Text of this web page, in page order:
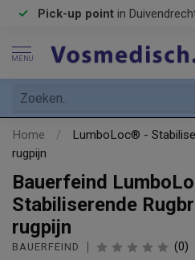
Pick-up point in
MENU
Home /
LumboLoc® -
rugpijn
Bauerfeind
Stabiliserende
rugpijn
BAUERFEIND (0)